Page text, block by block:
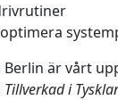
är vårt
Tillverkad i